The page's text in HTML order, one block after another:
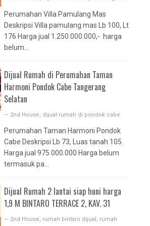
Perumahan Villa Pamulang Mas
Deskripsi Villa pamulang mas Lb 100, Lt
176 Harga jual 1.250.000.000,- harga
belum...
Dijual Rumah di Perumahan Taman
Harmoni Pondok Cabe Tangerang
Selatan
— 2nd House dijual rumah di pondok cabe
Perumahan Taman Harmoni Pondok
Cabe Deskripsi Lb 73, Luas tanah 105.
Harga jual 975.000.000 Harga belum
termasuk pa...
Dijual Rumah 2 lantai siap huni harga
1,9 M BINTARO TERRACE 2, KAV. 31
— 2nd House rumah bintaro dijual
rumah